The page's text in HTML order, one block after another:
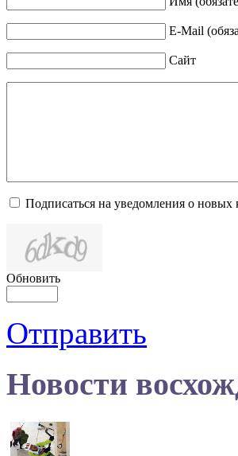
E-Mail
Сайт
Подписаться на уведомления о новых
Обновить
Отправить
Новости